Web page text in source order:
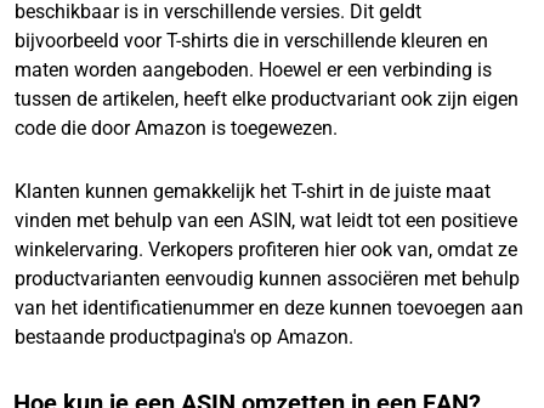
beschikbaar is in verschillende versies. Dit geldt
bijvoorbeeld voor T-shirts die in verschillende kleuren en
maten worden aangeboden. Hoewel er een verbinding is
tussen de artikelen, heeft elke productvariant ook zijn eigen
code die door Amazon is toegewezen.
Klanten kunnen gemakkelijk het T-shirt in de juiste maat
vinden met behulp van een ASIN, wat leidt tot een positieve
winkelervaring. Verkopers profiteren hier ook van, omdat ze
productvarianten eenvoudig kunnen associëren met behulp
van het identificatienummer en deze kunnen toevoegen aan
bestaande productpagina's op Amazon.